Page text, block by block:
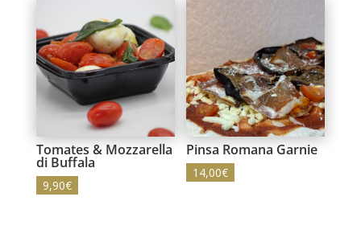
Tomates & Mozzarella
di Buffala
9,90€
Pinsa Romana Garnie
14,00€